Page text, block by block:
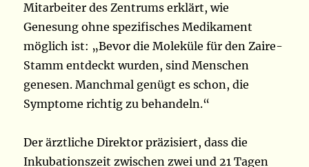
Mitarbeiter des Zentrums erklärt, wie
Genesung ohne spezifisches Medikament
möglich ist: „Bevor die Moleküle für den Zaire-
Stamm entdeckt wurden, sind Menschen
genesen. Manchmal genügt es schon, die
Symptome richtig zu behandeln.“
Der ärztliche Direktor präzisiert, dass die
Inkubationszeit zwischen zwei und 21 Tagen